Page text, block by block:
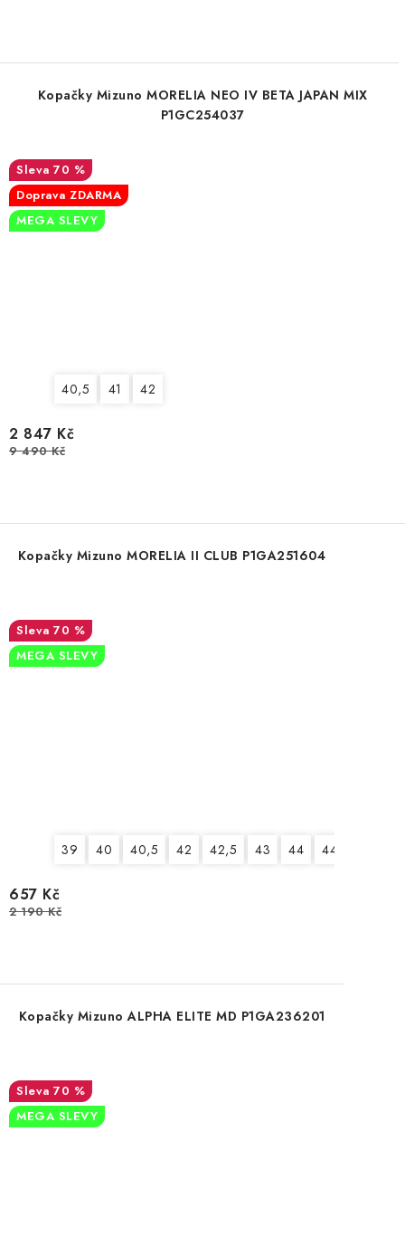
Kopačky Mizuno MORELIA NEO IV BETA JAPAN MIX
P1GC254037
70 %
Doprava ZDARMA
MEGA SLEVY
40,5 41 42
2 847 Kč
9 490 Kč
Kopačky Mizuno MORELIA II CLUB P1GA251604
70 %
MEGA SLEVY
39 40 40,5 42 42,5 43 44 44,5
657 Kč
2 190 Kč
Kopačky Mizuno ALPHA ELITE MD P1GA236201
70 %
MEGA SLEVY